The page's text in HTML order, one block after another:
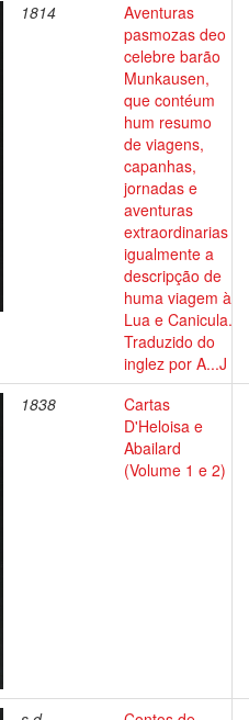
1814
Aventuras
pasmozas deo
celebre barão
Munkausen,
que contéum
hum resumo
de viagens,
capanhas,
jornadas e
aventuras
extraordinarias
igualmente a
descripção de
huma viagem à
Lua e Canicula.
Traduzido do
inglez por A...J
1838
Cartas
D'Heloisa e
Abailard
(Volume 1 e 2)